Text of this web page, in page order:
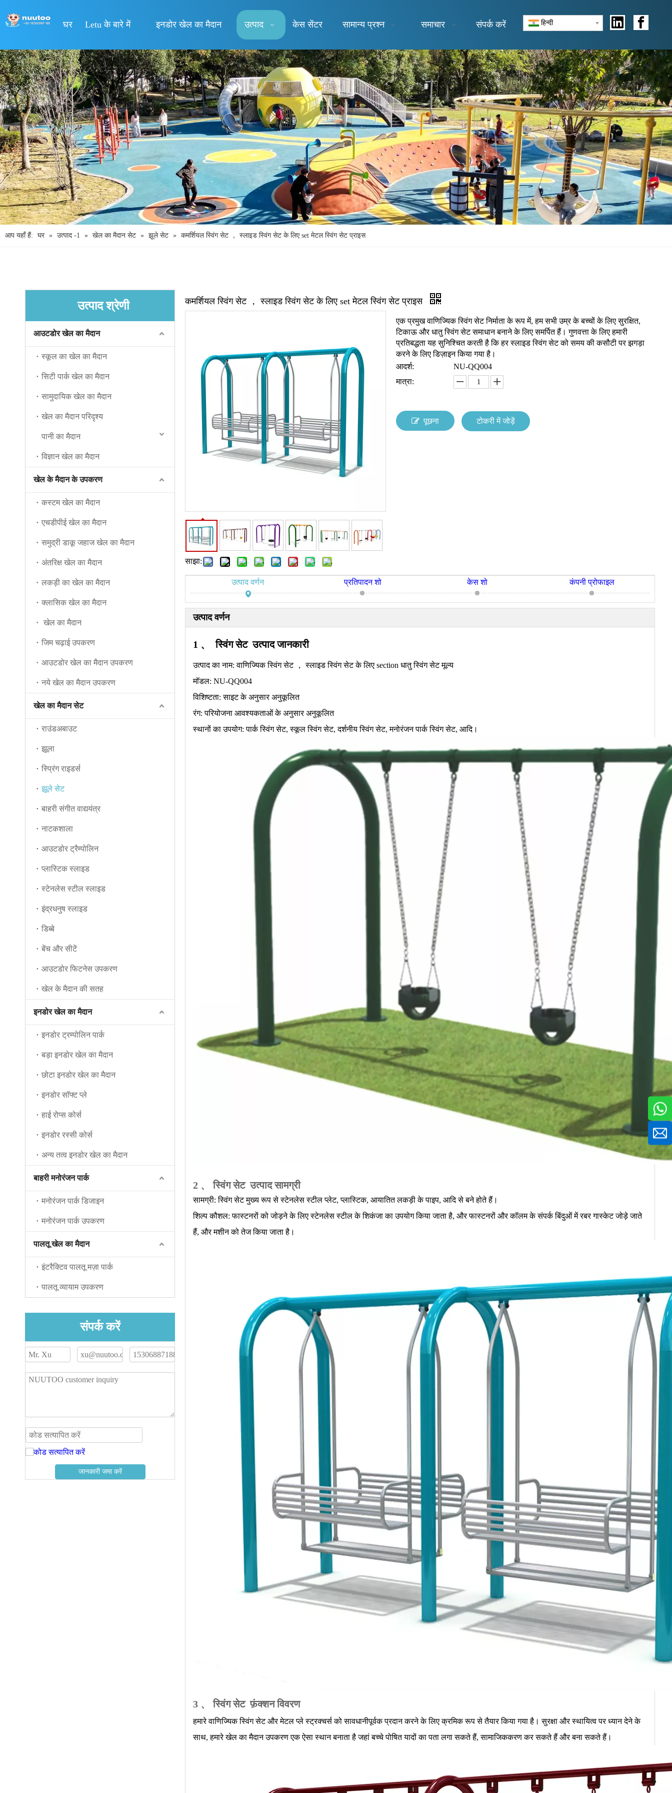
घर Letu के बारे में इनडोर खेल का मैदान उत्पाद केस सेंटर सामान्य प्रश्न समाचार संपर्क करें हिन्दी
आप यहाँ हैं: घर » उत्पाद -1 » खेल का मैदान सेट » झूले सेट » कमर्शियल स्विंग सेट ， स्लाइड स्विंग सेट के लिए set मेटल स्विंग सेट प्राइस
उत्पाद श्रेणी
आउटडोर खेल का मैदान
स्कूल का खेल का मैदान
सिटी पार्क खेल का मैदान
सामुदायिक खेल का मैदान
खेल का मैदान परिदृश्य
पानी का मैदान
विज्ञान खेल का मैदान
खेल के मैदान के उपकरण
कस्टम खेल का मैदान
एचडीपीई खेल का मैदान
समुद्री डाकू जहाज खेल का मैदान
अंतरिक्ष खेल का मैदान
लकड़ी का खेल का मैदान
क्लासिक खेल का मैदान
खेल का मैदान
जिम चढ़ाई उपकरण
आउटडोर खेल का मैदान उपकरण
नये खेल का मैदान उपकरण
खेल का मैदान सेट
राउंडअबाउट
झूला
स्प्रिंग राइडर्स
झूले सेट
बाहरी संगीत वाद्ययंत्र
नाटकशाला
आउटडोर ट्रैम्पोलिन
प्लास्टिक स्लाइड
स्टेनलेस स्टील स्लाइड
इंद्रधनुष स्लाइड
डिब्बे
बेंच और सीटें
आउटडोर फिटनेस उपकरण
खेल के मैदान की सतह
इनडोर खेल का मैदान
इनडोर ट्रम्पोलिन पार्क
बड़ा इनडोर खेल का मैदान
छोटा इनडोर खेल का मैदान
इनडोर सॉफ्ट प्ले
हाई रोप्स कोर्स
इनडोर रस्सी कोर्स
अन्य तत्व इनडोर खेल का मैदान
बाहरी मनोरंजन पार्क
मनोरंजन पार्क डिजाइन
मनोरंजन पार्क उपकरण
पालतू खेल का मैदान
इंटरैक्टिव पालतू मज़ा पार्क
पालतू व्यायाम उपकरण
संपर्क करें
जानकारी जमा करें
कमर्शियल स्विंग सेट ， स्लाइड स्विंग सेट के लिए set मेटल स्विंग सेट प्राइस
साझा:
एक प्रमुख वाणिज्यिक स्विंग सेट निर्माता के रूप में, हम सभी उम्र के बच्चों के लिए सुरक्षित,
टिकाऊ और धातु स्विंग सेट समाधान बनाने के लिए समर्पित हैं। गुणवत्ता के लिए हमारी
प्रतिबद्धता यह सुनिश्चित करती है कि हर स्लाइड स्विंग सेट को समय की कसौटी पर झगड़ा
करने के लिए डिज़ाइन किया गया है।
आदर्श:
NU-QQ004
मात्रा:
पूछना टोकरी में जोड़ें
उत्पाद वर्णन प्रतिपादन शो केस शो कंपनी प्रोफाइल
उत्पाद वर्णन
1 、 स्विंग सेट उत्पाद जानकारी
उत्पाद का नाम: वाणिज्यिक स्विंग सेट ， स्लाइड स्विंग सेट के लिए section धातु स्विंग सेट मूल्य
मॉडल: NU-QQ004
विशिष्टता: साइट के अनुसार अनुकूलित
रंग: परियोजना आवश्यकताओं के अनुसार अनुकूलित
स्थानों का उपयोग: पार्क स्विंग सेट, स्कूल स्विंग सेट, दर्शनीय स्विंग सेट, मनोरंजन पार्क स्विंग सेट, आदि।
2 、स्विंग सेट उत्पाद सामग्री
सामग्री: स्विंग सेट मुख्य रूप से स्टेनलेस स्टील प्लेट, प्लास्टिक, आयातित लकड़ी के पाइप, आदि से बने होते हैं।
शिल्प कौशल: फास्टनरों को जोड़ने के लिए स्टेनलेस स्टील के शिकंजा का उपयोग किया जाता है, और फास्टनरों और कॉलम के संपर्क बिंदुओं में रबर गास्केट जोड़े जाते
हैं, और मशीन को तेज किया जाता है।
3 、स्विंग सेट फ़ंक्शन विवरण
हमारे वाणिज्यिक स्विंग सेट और मेटल प्ले स्ट्रक्चर्स को सावधानीपूर्वक प्रदान करने के लिए क्रमिक रूप से तैयार किया गया है। सुरक्षा और स्थायित्व पर ध्यान देने के
साथ, हमारे खेल का मैदान उपकरण एक ऐसा स्थान बनाता है जहां बच्चे पोषित यादों का पता लगा सकते हैं, सामाजिककरण कर सकते हैं और बना सकते हैं।